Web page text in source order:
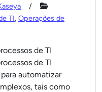
TI, Operações de
de TI
de TI
automatizar
tais como